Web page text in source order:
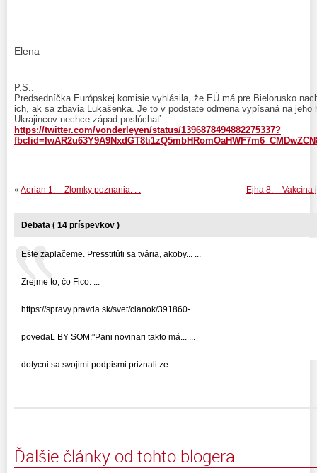
Elena
P.S.:
Predsedníčka Európskej komisie vyhlásila, že EÚ má pre Bielorusko
ich, ak sa zbavia Lukašenka. Je to v podstate odmena vypísaná na jeho
Ukrajincov nechce západ poslúchať.
https://twitter.com/vonderleyen/status/1396878494882275337?
Ejha 8. –
« Aerian 1. – Zlomky poznania. . .
Debata ( 14 príspevkov )
Ešte zaplačeme. Presstitúti sa tvária, akoby... ...
Zrejme to, čo Fico. ...
https://spravy.pravda.sk/svet/clanok/391860-…... ...
povedaL BY SOM:"Pani novinari takto má... ...
dotycni sa svojimi podpismi priznali ze... ...
Ďalšie články od tohto blogera